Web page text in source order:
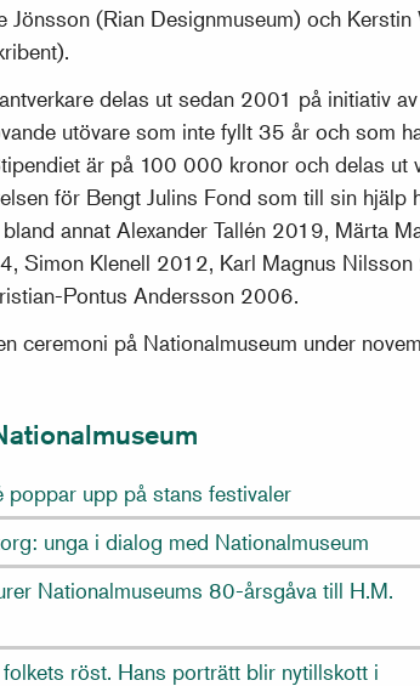
Jönsson (Rian Designmuseum) och Kerstin
delas ut sedan 2001 på initiativ
utövare som inte fyllt 35 år och som
är på 100 000 kronor och delas ut
för Bengt Julins Fond som till sin hjälp
annat Alexander Tallén 2019, Märta
Simon Klenell 2012, Karl Magnus Nilsson
Pontus Andersson 2006.
ceremoni på Nationalmuseum under
poppar upp på stans festivaler
unga i dialog med Nationalmuseum
Nationalmuseums 80-årsgåva till H.M.
röst. Hans porträtt blir nytillskott i